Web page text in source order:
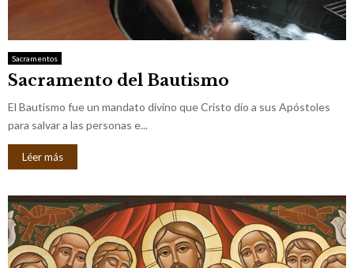
E
N
U
Sacramentos
Sacramento del Bautismo
El Bautismo fue un mandato divino que Cristo dio a sus Apóstoles
para salvar a las personas e...
Léer más